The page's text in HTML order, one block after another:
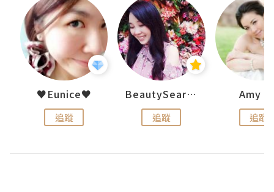
♥Eunice♥
追蹤
BeautySearch
追蹤
Amy
追蹤